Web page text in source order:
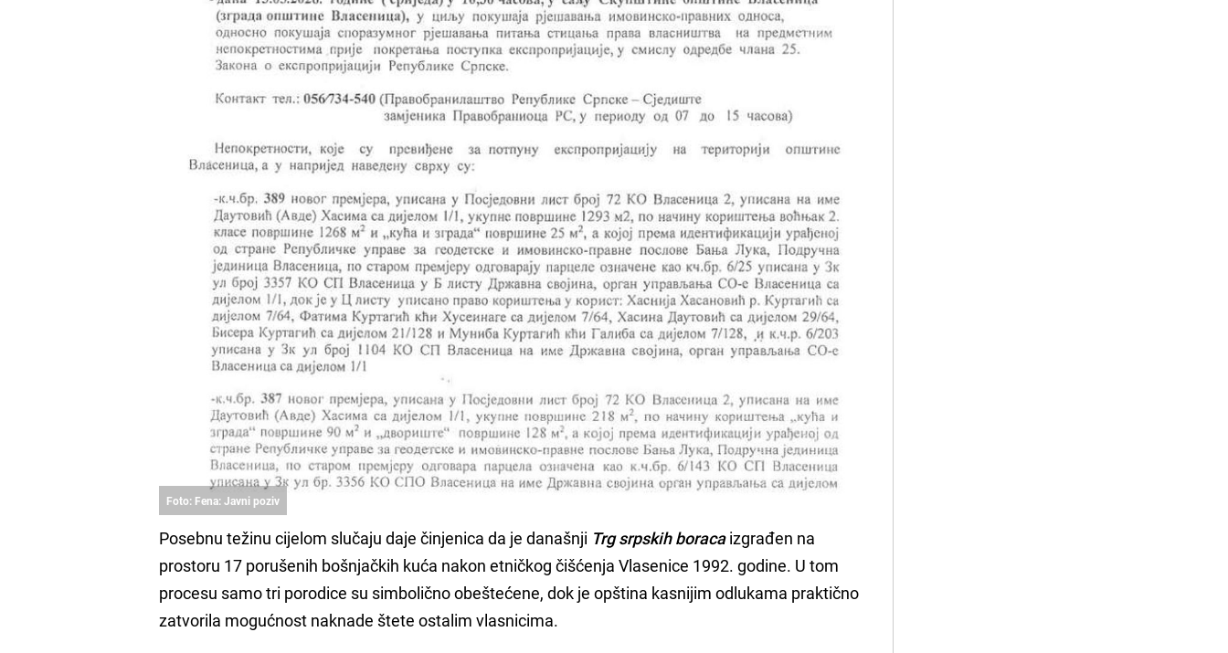
Foto: Fena: Javni poziv
Posebnu težinu cijelom slučaju daje činjenica da je današnji Trg srpskih boracaizgrađen na
prostoru 17 porušenih bošnjačkih kuća nakon etničkog čišćenja Vlasenice 1992. godine. U tom
procesu samo tri porodice su simbolično obeštećene, dok je opština kasnijim odlukama praktično
zatvorila mogućnost naknade štete ostalim vlasnicima.